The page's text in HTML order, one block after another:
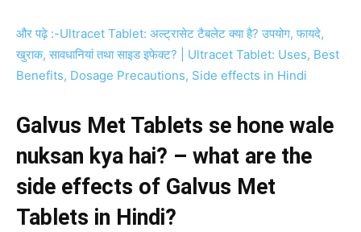
और पढ़े :-Ultracet Tablet: अल्ट्रासेट टैबलेट क्या है? उपयोग, फायदे,
खुराक, सावधानियां तथा साइड इफेक्ट? | Ultracet Tablet: Uses, Best
Benefits, Dosage Precautions, Side effects in Hindi
Galvus Met Tablets se hone wale
nuksan kya hai? – what are the
side effects of Galvus Met
Tablets in Hindi?